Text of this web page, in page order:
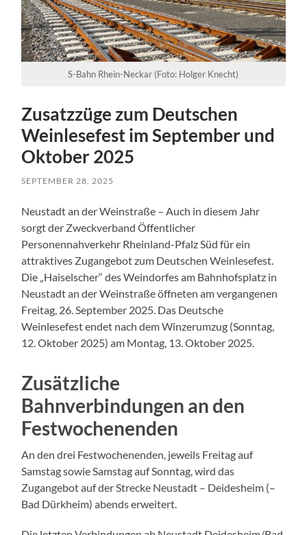
S-Bahn Rhein-Neckar (Foto: Holger Knecht)
Zusatzzüge zum Deutschen
Weinlesefest im September und
Oktober 2025
SEPTEMBER 28, 2025
Neustadt an der Weinstraße – Auch in diesem Jahr
sorgt der Zweckverband Öffentlicher
Personennahverkehr Rheinland-Pfalz Süd für ein
attraktives Zugangebot zum Deutschen Weinlesefest.
Die „Haiselscher“ des Weindorfes am Bahnhofsplatz in
Neustadt an der Weinstraße öffneten am vergangenen
Freitag, 26. September 2025. Das Deutsche
Weinlesefest endet nach dem Winzerumzug (Sonntag,
12. Oktober 2025) am Montag, 13. Oktober 2025.
Zusätzliche
Bahnverbindungen an den
Festwochenenden
An den drei Festwochenenden, jeweils Freitag auf
Samstag sowie Samstag auf Sonntag, wird das
Zugangebot auf der Strecke Neustadt – Deidesheim (–
Bad Dürkheim) abends erweitert.